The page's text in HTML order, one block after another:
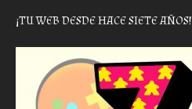
¡TU WEB DESDE HACE SIETE AÑOS!